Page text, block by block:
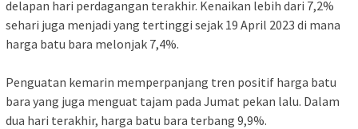
delapan hari perdagangan terakhir. Kenaikan lebih dari 7,2%
sehari juga menjadi yang tertinggi sejak 19 April 2023 di mana
harga batu bara melonjak 7,4%.
Penguatan kemarin memperpanjang tren positif harga batu
bara yang juga menguat tajam pada Jumat pekan lalu. Dalam
dua hari terakhir, harga batu bara terbang 9,9%.